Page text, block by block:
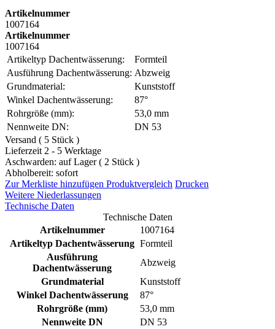
Artikelnummer
1007164
Artikelnummer
1007164
Artikeltyp Dachentwässerung:
Formteil
Ausführung Dachentwässerung: Abzweig
Grundmaterial:
Kunststoff
Winkel Dachentwässerung:
87°
Rohrgröße (mm):
53,0 mm
Nennweite DN:
DN 53
Versand ( 5 Stück )
Lieferzeit 2 - 5 Werktage
Aschwarden: auf Lager ( 2 Stück )
Abholbereit: sofort
Zur Merkliste hinzufügen Produktvergleich Drucken
Weitere Niederlassungen
Technische Daten
Technische Daten
Artikelnummer
1007164
Artikeltyp Dachentwässerung Formteil
Ausführung
Dachentwässerung
Abzweig
Grundmaterial
Kunststoff
Winkel Dachentwässerung
87°
Rohrgröße (mm)
53,0 mm
Nennweite DN
DN 53